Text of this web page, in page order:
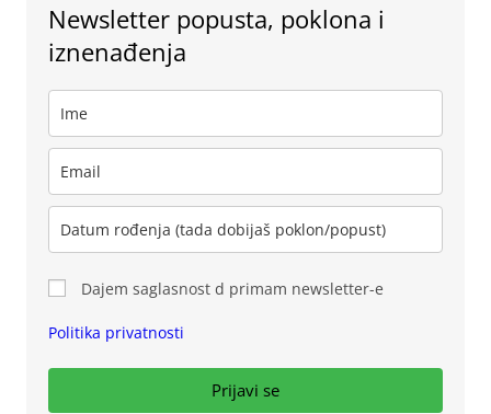
Newsletter popusta, poklona i
iznenađenja
Dajem saglasnost d primam newsletter-e
Politika privatnosti
Prijavi se